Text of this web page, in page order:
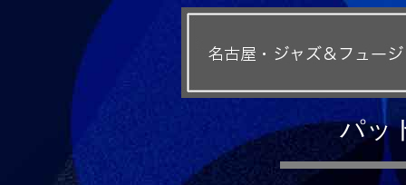
パッ